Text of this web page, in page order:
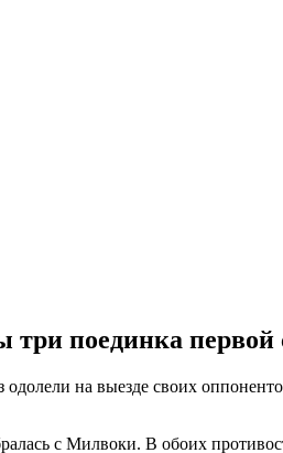
поединка первой
на выезде своих
с Милвоки. В обоих